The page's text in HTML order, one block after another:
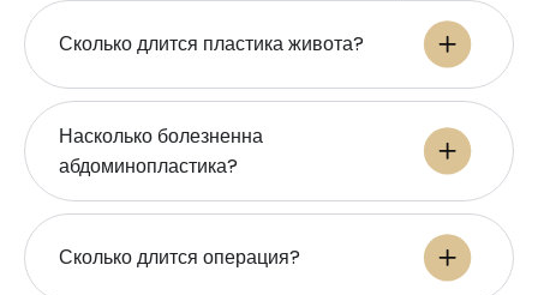
Сколько длится пластика живота?
Насколько болезненна
абдоминопластика?
Сколько длится операция?